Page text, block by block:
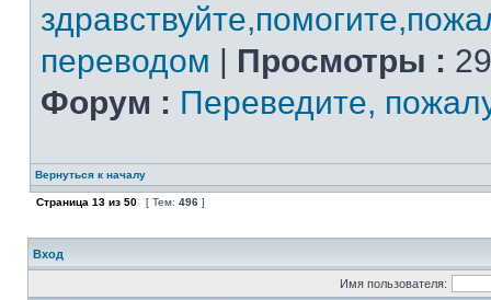
переводом | Просмотры :
Форум : Переведите,
Вернуться к началу
Страница 13 из 50 [ Тем: 496 ]
Вход
Имя пользователя: